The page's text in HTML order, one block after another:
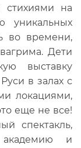
стихиями на
уникальных
во времени,
Дети
выставку
в залах с
локациями,
еще не все!
спектакль,
академию и